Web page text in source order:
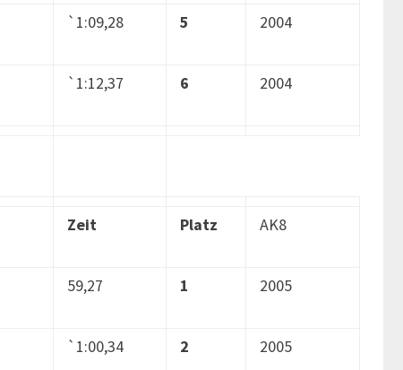
`1:09,28 5 2004
`1:12,37 6 2004
Zeit Platz AK8
59,27 1 2005
`1:00,34 2 2005